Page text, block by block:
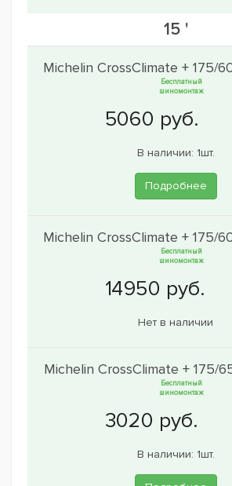
15 '
Michelin CrossClimate + 175/
Бесплатный
шиномонтаж
В наличии: 1шт.
Подробнее
Michelin CrossClimate + 175/
Бесплатный
шиномонтаж
Нет в наличии
Michelin CrossClimate + 175/
Бесплатный
шиномонтаж
В наличии: 1шт.